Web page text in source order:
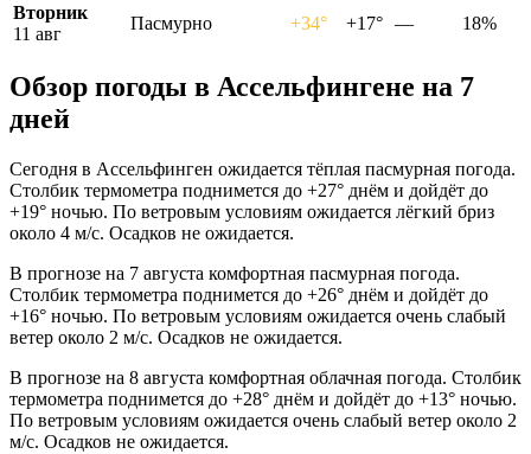
Вторник
11 авг
Пасмурно +34° +17° — 18%
Обзор погоды в Ассельфингене на 7
дней
Сегодня в Ассельфинген ожидается тёплая пасмурная погода.
Столбик термометра поднимется до +27° днём и дойдёт до
+19° ночью. По ветровым условиям ожидается лёгкий бриз
около 4 м/с. Осадков не ожидается.
В прогнозе на 7 августа комфортная пасмурная погода.
Столбик термометра поднимется до +26° днём и дойдёт до
+16° ночью. По ветровым условиям ожидается очень слабый
ветер около 2 м/с. Осадков не ожидается.
В прогнозе на 8 августа комфортная облачная погода. Столбик
термометра поднимется до +28° днём и дойдёт до +13° ночью.
По ветровым условиям ожидается очень слабый ветер около 2
м/с. Осадков не ожидается.